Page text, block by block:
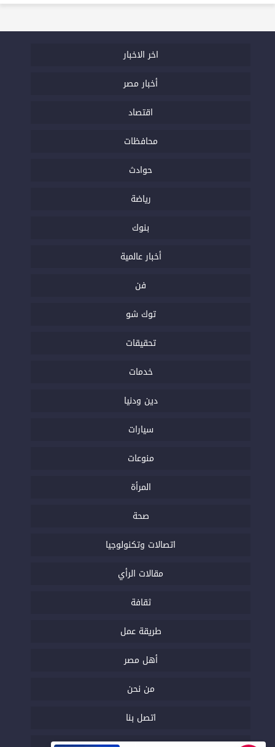
اخر الاخبار
أخبار مصر
اقتصاد
محافظات
حوادث
رياضة
بنوك
أخبار عالمية
فن
توك شو
تحقيقات
خدمات
دين ودنيا
سيارات
منوعات
المرأة
صحة
اتصالات وتكنولوجيا
مقالات الرأي
ثقافة
طريقة عمل
أهل مصر
من نحن
اتصل بنا